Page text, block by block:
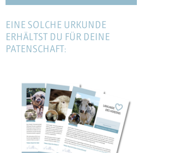
EINE SOLCHE URKUNDE
ERHÄLTST DU FÜR DEINE
PATENSCHAFT: